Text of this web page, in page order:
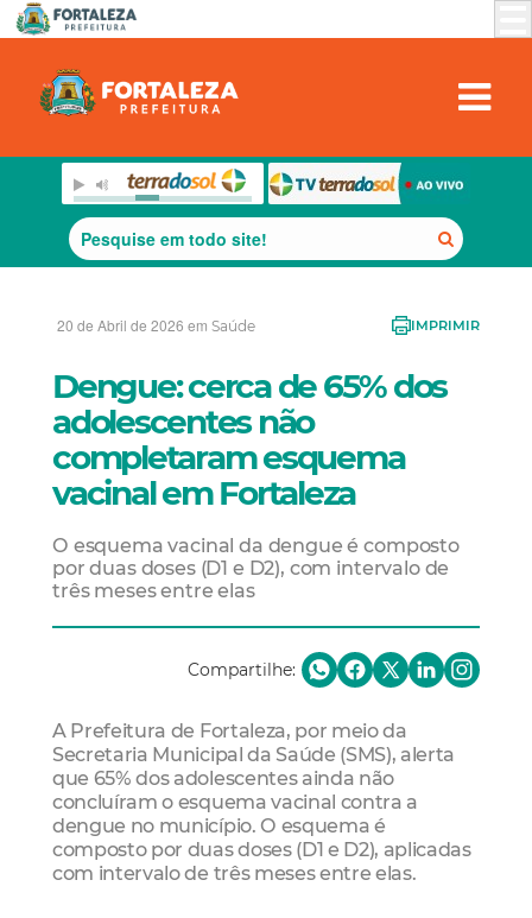
20 de Abril de 2026 em Saúde IMPRIMIR
Dengue: cerca de 65% dos
adolescentes não
completaram esquema
vacinal em Fortaleza
O esquema vacinal da dengue é composto
por duas doses (D1 e D2), com intervalo de
três meses entre elas
Compartilhe:
A Prefeitura de Fortaleza, por meio da
Secretaria Municipal da Saúde (SMS), alerta
que 65% dos adolescentes ainda não
concluíram o esquema vacinal contra a
dengue no município. O esquema é
composto por duas doses (D1 e D2), aplicadas
com intervalo de três meses entre elas.